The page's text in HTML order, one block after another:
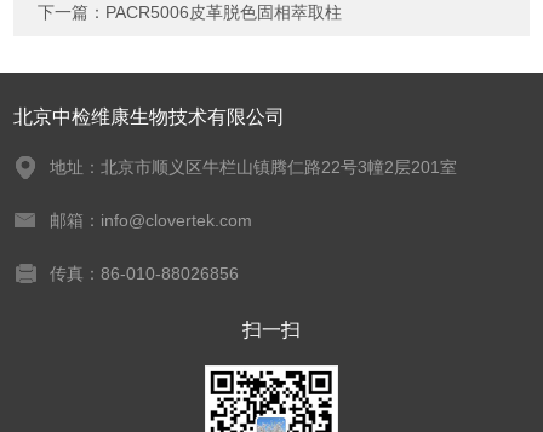
下一篇： PACR5006皮革脱色固相萃取柱
北京中检维康生物技术有限公司
地址：北京市顺义区牛栏山镇腾仁路22号3幢2层201室
邮箱：info@clovertek.com
传真：86-010-88026856
扫一扫